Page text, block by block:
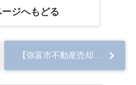
ジへもどる